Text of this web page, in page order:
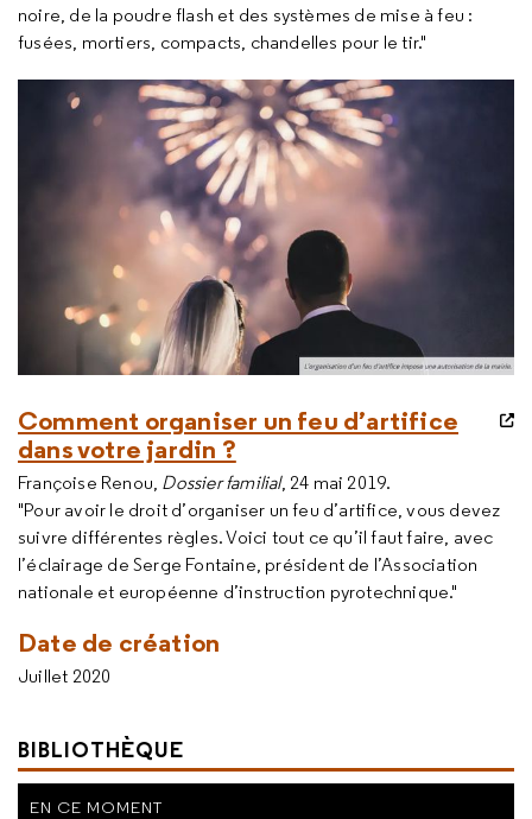
noire, de la poudre flash et des systèmes de mise à feu :
fusées, mortiers, compacts, chandelles pour le tir."
Comment organiser un feu d’artifice
dans votre jardin ?
Françoise Renou, Dossier familial, 24 mai 2019.
"Pour avoir le droit d’organiser un feu d’artifice, vous devez
suivre différentes règles. Voici tout ce qu’il faut faire, avec
l’éclairage de Serge Fontaine, président de l’Association
nationale et européenne d’instruction pyrotechnique."
Date de création
Juillet 2020
BIBLIOTHÈQUE
EN CE MOMENT